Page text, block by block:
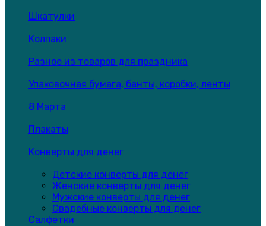
Шкатулки
Колпаки
Разное из товаров для праздника
Упаковочная бумага, банты, коробки, ленты
8 Марта
Плакаты
Конверты для денег
Детские конверты для денег
Женские конверты для денег
Мужские конверты для денег
Свадебные конверты для денег
Салфетки